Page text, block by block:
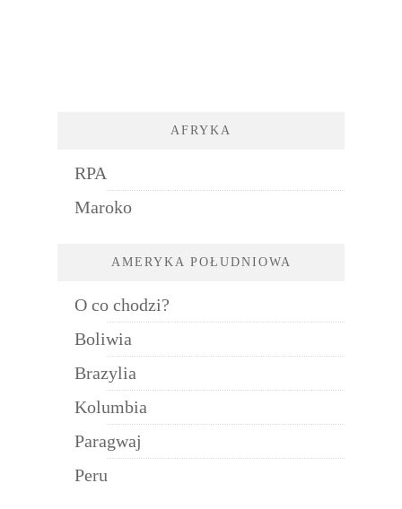
AFRYKA
RPA
Maroko
AMERYKA POŁUDNIOWA
O co chodzi?
Boliwia
Brazylia
Kolumbia
Paragwaj
Peru